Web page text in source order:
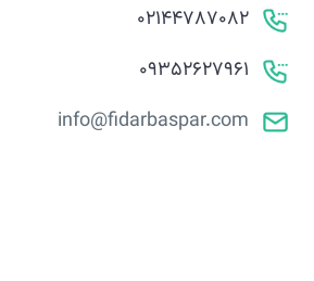
02144787082
09352627961
info@fidarbaspar.com